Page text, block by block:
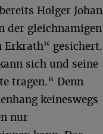
Holger Johan
der gleichnamigen
gesichert.
sich und seine
tragen.“ Denn
keineswegs
nur